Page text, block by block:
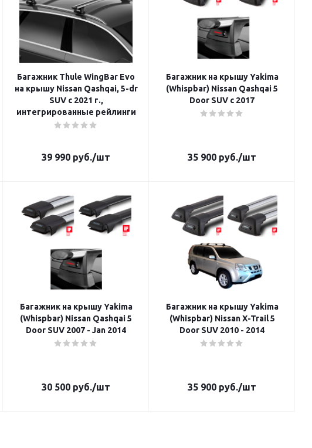
Багажник Thule WingBar Evo
на крышу Nissan Qashqai, 5-dr
SUV с 2021 г.,
интегрированные рейлинги
39 990 руб./шт
Багажник на крышу Yakima
(Whispbar) Nissan Qashqai 5
Door SUV с 2017
35 900 руб./шт
Багажник на крышу Yakima
(Whispbar) Nissan Qashqai 5
Door SUV 2007 - Jan 2014
30 500 руб./шт
Багажник на крышу Yakima
(Whispbar) Nissan X-Trail 5
Door SUV 2010 - 2014
35 900 руб./шт